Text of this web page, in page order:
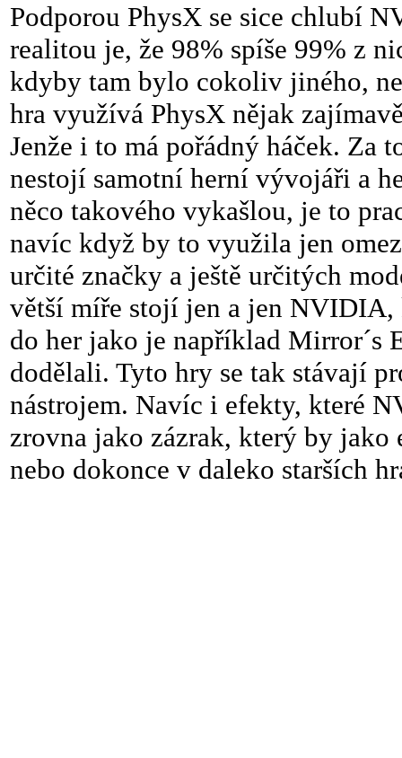
Podporou PhysX se sice chlubí
realitou je, že 98% spíše 99% z
kdyby tam bylo cokoliv jiného,
hra využívá PhysX nějak
Jenže i to má pořádný háček. Za
nestojí samotní herní vývojáři a
něco takového vykašlou, je to
navíc když by to využila jen
určité značky a ještě určitých
větší míře stojí jen a jen NVIDIA,
do her jako je například Mirror´s
dodělali. Tyto hry se tak stávají
nástrojem. Navíc i efekty, které
zrovna jako zázrak, který by
nebo dokonce v daleko starších